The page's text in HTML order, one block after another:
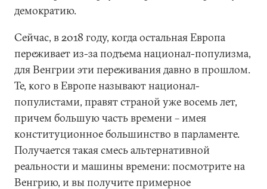
демократию.
Сейчас, в 2018 году, когда остальная Европа
переживает из-за подъема национал-популизма,
для Венгрии эти переживания давно в прошлом.
Те, кого в Европе называют национал-
популистами, правят страной уже восемь лет,
причем большую часть времени – имея
конституционное большинство в парламенте.
Получается такая смесь альтернативной
реальности и машины времени: посмотрите на
Венгрию, и вы получите примерное